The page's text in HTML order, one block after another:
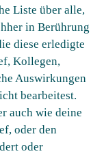
Liste über alle,
in Berührung
diese erledigte
Kollegen,
Auswirkungen
bearbeitest.
auch wie deine
oder den
oder